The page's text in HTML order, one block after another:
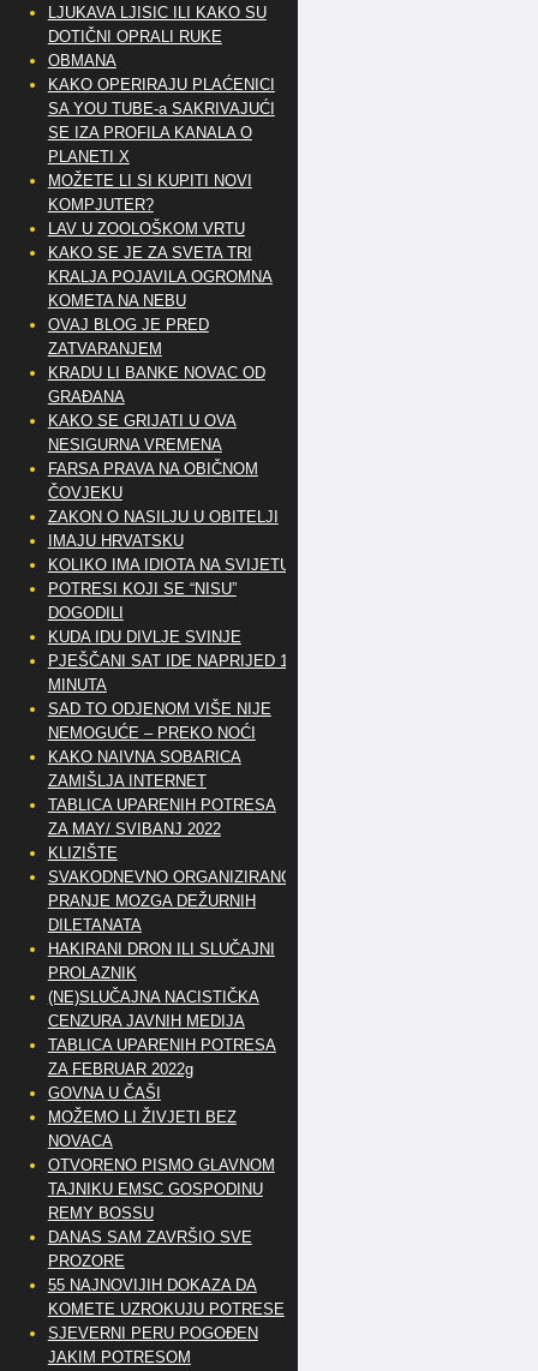
LJUKAVA LJISIC ILI KAKO SU
DOTIČNI OPRALI RUKE
OBMANA
KAKO OPERIRAJU PLAĆENICI
SA YOU TUBE-a SAKRIVAJUĆI
SE IZA PROFILA KANALA O
PLANETI X
MOŽETE LI SI KUPITI NOVI
KOMPJUTER?
LAV U ZOOLOŠKOM VRTU
KAKO SE JE ZA SVETA TRI
KRALJA POJAVILA OGROMNA
KOMETA NA NEBU
OVAJ BLOG JE PRED
ZATVARANJEM
KRADU LI BANKE NOVAC OD
GRAĐANA
KAKO SE GRIJATI U OVA
NESIGURNA VREMENA
FARSA PRAVA NA OBIČNOM
ČOVJEKU
ZAKON O NASILJU U OBITELJI
IMAJU HRVATSKU
KOLIKO IMA IDIOTA NA SVIJETU?
POTRESI KOJI SE “NISU”
DOGODILI
KUDA IDU DIVLJE SVINJE
PJEŠČANI SAT IDE NAPRIJED 10
MINUTA
SAD TO ODJENOM VIŠE NIJE
NEMOGUĆE – PREKO NOĆI
KAKO NAIVNA SOBARICA
ZAMIŠLJA INTERNET
TABLICA UPARENIH POTRESA
ZA MAY/ SVIBANJ 2022
KLIZIŠTE
SVAKODNEVNO ORGANIZIRANO
PRANJE MOZGA DEŽURNIH
DILETANATA
HAKIRANI DRON ILI SLUČAJNI
PROLAZNIK
(NE)SLUČAJNA NACISTIČKA
CENZURA JAVNIH MEDIJA
TABLICA UPARENIH POTRESA
ZA FEBRUAR 2022g
GOVNA U ČAŠI
MOŽEMO LI ŽIVJETI BEZ
NOVACA
OTVORENO PISMO GLAVNOM
TAJNIKU EMSC GOSPODINU
REMY BOSSU
DANAS SAM ZAVRŠIO SVE
PROZORE
55 NAJNOVIJIH DOKAZA DA
KOMETE UZROKUJU POTRESE
SJEVERNI PERU POGOĐEN
JAKIM POTRESOM